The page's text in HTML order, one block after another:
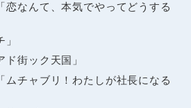
恋なんて、本気でやってどうする
ド街ック天国」
ムチャブリ！わたしが社長になる